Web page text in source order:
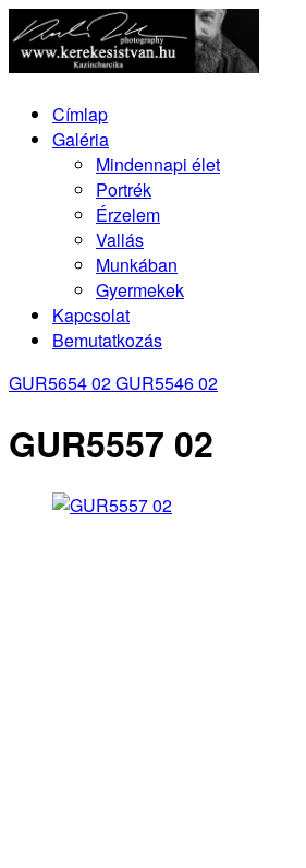
Címlap
Galéria
Mindennapi élet
Portrék
Érzelem
Vallás
Munkában
Gyermekek
Kapcsolat
Bemutatkozás
GUR5654 02GUR5546 02
GUR5557 02